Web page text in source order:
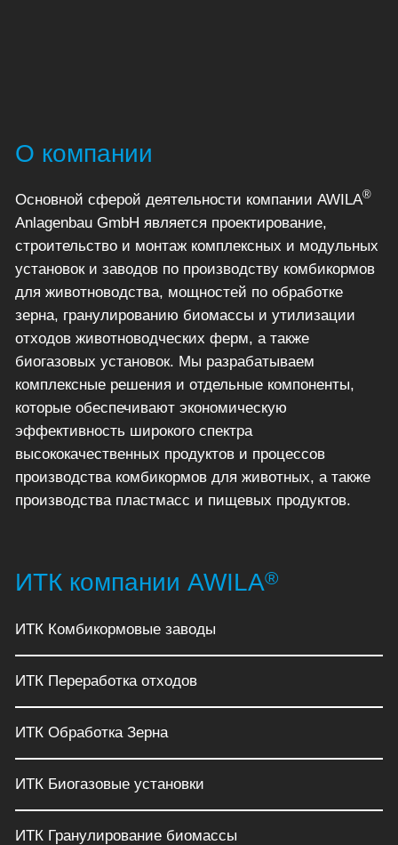
О компании
Основной сферой деятельности компании AWILA®
Anlagenbau GmbH является проектирование,
строительство и монтаж комплексных и модульных
установок и заводов по производству комбикормов
для животноводства, мощностей по обработке
зерна, гранулированию биомассы и утилизации
отходов животноводческих ферм, а также
биогазовых установок. Мы разрабатываем
комплексные решения и отдельные компоненты,
которые обеспечивают экономическую
эффективность широкого спектра
высококачественных продуктов и процессов
производства комбикормов для животных, а также
производства пластмасс и пищевых продуктов.
ИТК компании AWILA®
ИТК Комбикормовые заводы
ИТК Переработка отходов
ИТК Обработка Зерна
ИТК Биогазовые установки
ИТК Гранулирование биомассы